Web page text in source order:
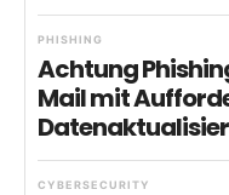
PHISHING
Achtung
Mail mit
CYBERSECURITY